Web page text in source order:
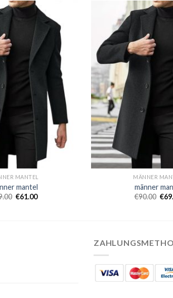
MANTEL
mantel
€61.00
MÄNNER
männer
€90.00 €